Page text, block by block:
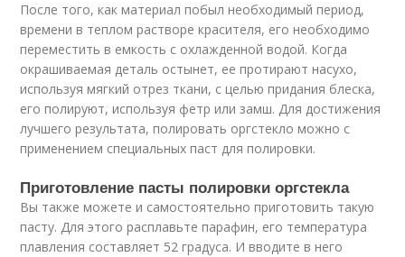
После того, как материал побыл необходимый период,
времени в теплом растворе красителя, его необходимо
переместить в емкость с охлажденной водой. Когда
окрашиваемая деталь остынет, ее протирают насухо,
используя мягкий отрез ткани, с целью придания блеска,
его полируют, используя фетр или замш. Для достижения
лучшего результата, полировать оргстекло можно с
применением специальных паст для полировки.
Приготовление пасты полировки оргстекла
Вы также можете и самостоятельно приготовить такую
пасту. Для этого расплавьте парафин, его температура
плавления составляет 52 градуса. И вводите в него